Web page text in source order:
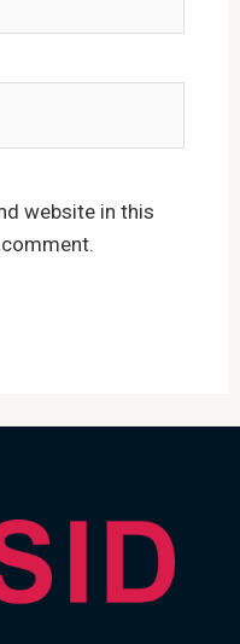
website in this